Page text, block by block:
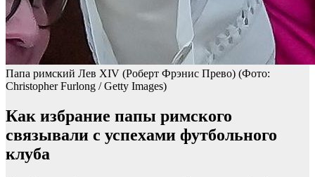
Папа римский Лев XIV (Роберт Фрэнис Прево) (Фото:
Christopher Furlong / Getty Images)
Как избрание папы римского
связывали с успехами футбольного
клуба